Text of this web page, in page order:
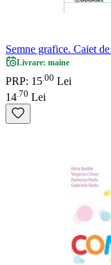
Semne grafice. Caiet
Livrare: maine
PRP: 15 00 Lei
14 70 Lei